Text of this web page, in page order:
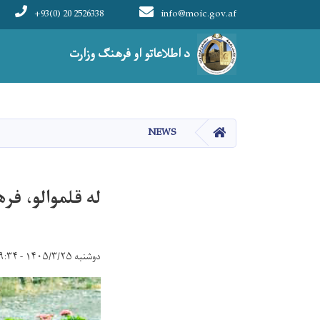
د اطلاعاتو او فرهنګ وزارت
info@moic.gov.af
+93(0) 20 2526338
Main navigation
HOME
NEWS
له قلموالو،
دوشنبه ۱۴۰۵/۳/۲۵ - ۹:۳۴